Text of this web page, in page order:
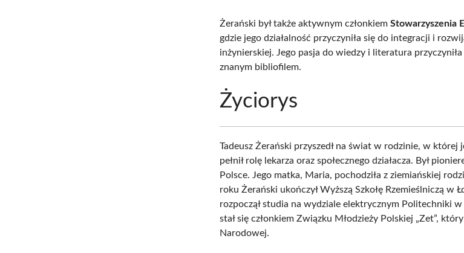
Żerański był także aktywnym członkiemStowarzyszenia
gdzie jego działalność przyczyniła się do integracji i
inżynierskiej. Jego pasja do wiedzy i literatura
znanym bibliofilem.
Życiorys
Tadeusz Żerański przyszedł na świat w rodzinie, w której
pełnił rolę lekarza oraz społecznego działacza. Był
Polsce. Jego matka, Maria, pochodziła z ziemiańskiej
roku Żerański ukończył Wyższą Szkołę Rzemieślniczą w
rozpoczął studia na wydziale elektrycznym Politechniki
stał się członkiem Związku Młodzieży Polskiej „Zet”,
Narodowej.